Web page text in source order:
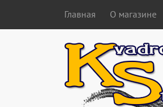
Главная О магазине